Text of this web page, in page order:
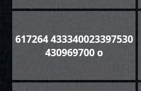
617264 433340023397530
430969700 o